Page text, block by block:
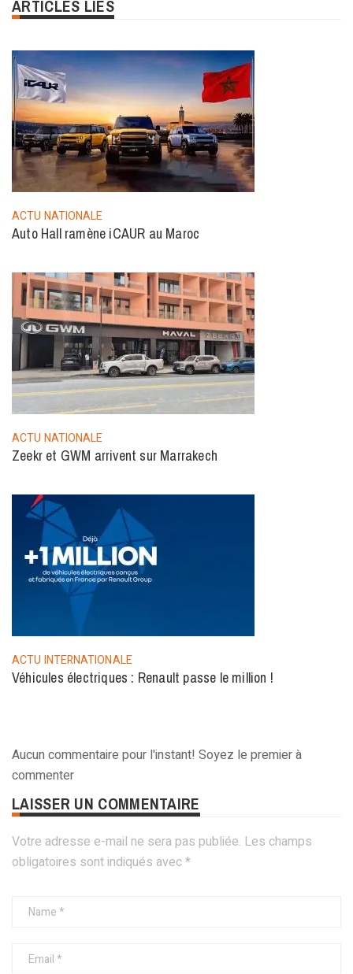
ARTICLES LIÉS
ACTU NATIONALE
Auto Hall ramène iCAUR au Maroc
ACTU NATIONALE
Zeekr et GWM arrivent sur Marrakech
ACTU INTERNATIONALE
Véhicules électriques : Renault passe le million !
Aucun commentaire pour l'instant! Soyez le premier à
commenter
LAISSER UN COMMENTAIRE
Votre adresse e-mail ne sera pas publiée. Les champs
obligatoires sont indiqués avec*